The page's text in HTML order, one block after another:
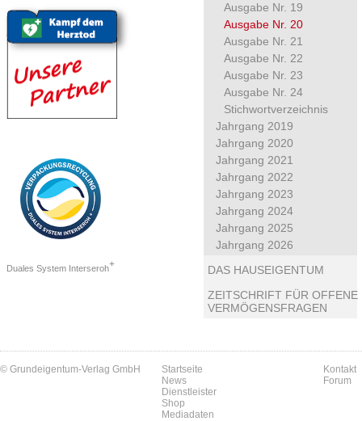
Duales System Interseroh+
Ausgabe Nr. 19
Ausgabe Nr. 20
Ausgabe Nr. 21
Ausgabe Nr. 22
Ausgabe Nr. 23
Ausgabe Nr. 24
Stichwortverzeichnis
Jahrgang 2019
Jahrgang 2020
Jahrgang 2021
Jahrgang 2022
Jahrgang 2023
Jahrgang 2024
Jahrgang 2025
Jahrgang 2026
DAS HAUSEIGENTUM
ZEITSCHRIFT FÜR OFFENE
VERMÖGENSFRAGEN
© Grundeigentum-Verlag GmbH
Startseite
News
Dienstleister
Shop
Mediadaten
Kontakt
Forum